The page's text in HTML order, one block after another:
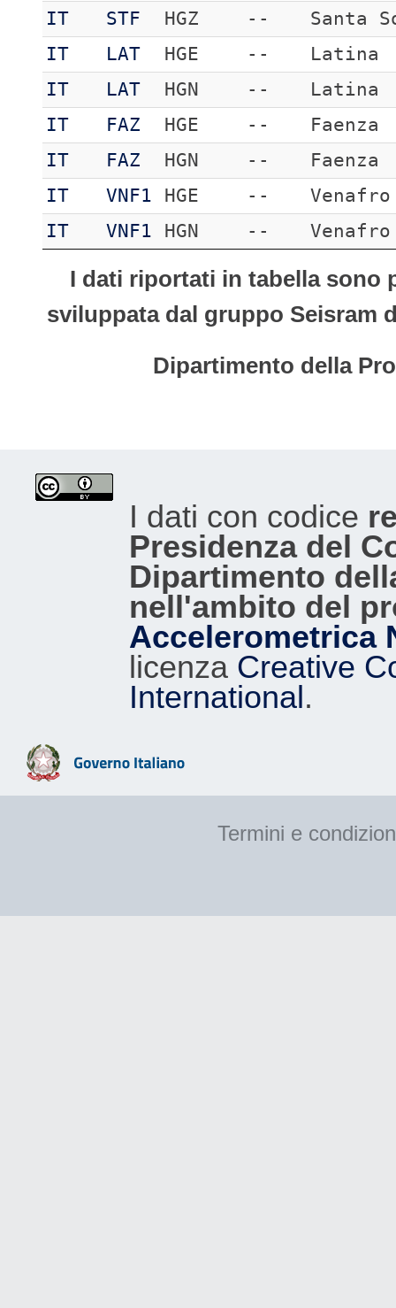
IT
STF HGZ --
Santa
IT
LAT HGE --
Latina
IT
LAT HGN --
Latina
IT
FAZ HGE --
Faenza
IT
FAZ HGN --
Faenza
IT
VNF1 HGE --
Venafro
IT
VNF1 HGN -- Venafro
I dati riportati in tabella sono
sviluppata dal gruppo Seisram
Dipartimento della
I dati con codice
Presidenza del
Dipartimento
nell'ambito del
Accelerometrica
licenza Creative
International.
Termini e